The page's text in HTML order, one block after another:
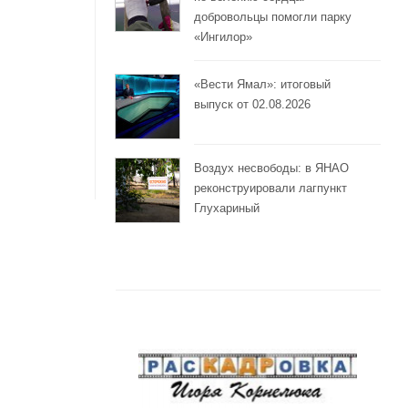
добровольцы помогли парку
«Ингилор»
«Вести Ямал»: итоговый
выпуск от 02.08.2026
Воздух несвободы: в ЯНАО
реконструировали лагпункт
Глухариный